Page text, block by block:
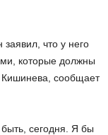
что у него
которые должны
сообщает
сегодня. Я бы